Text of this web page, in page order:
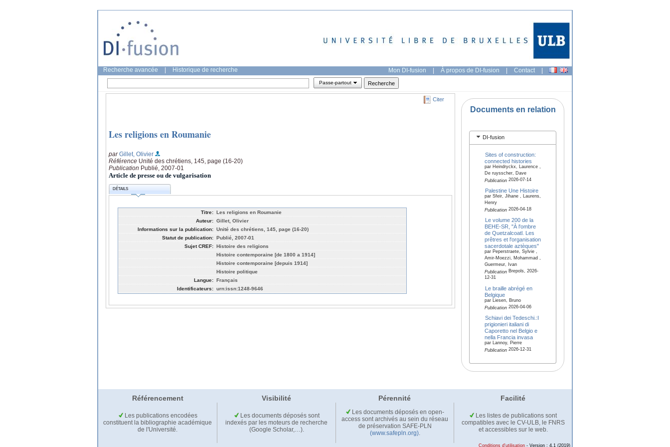
Recherche avancée Historique de recherche Mon DI-fusion | À propos de DI-fusion | Contact |
Passe-partout
Citer
Les religions en Roumanie
parGillet, Olivier
Référence Unité des chrétiens, 145, page (16-20)
Publication Publié, 2007-01
Article de presse ou de vulgarisation
DÉTAILS
Titre: Les religions en Roumanie
Auteur: Gillet, Olivier
Informations sur la publication: Unité des chrétiens, 145, page (16-20)
Statut de publication: Publié, 2007-01
Sujet CREF: Histoire des religions
Histoire contemporaine [de 1800 a 1914]
Histoire contemporaine [depuis 1914]
Histoire politique
Langue: Français
Identificateurs: urn:issn:1248-9646
Documents en relation
DI-fusion
Sites of construction:
connected histories
par Heindryckx, Laurence ,
De ruysscher, Dave
Publication2026-07-14
Palestine Une Histoire
par Sfeir, Jihane , Laurens,
Henry
Publication2026-04-18
Le volume 200 de la
BEHE-SR, "À l'ombre
de Quetzalcoatl. Les
prêtres et l'organisation
sacerdotale aztèques"
par Peperstraete, Sylvie ,
Amir-Moezzi, Mohammad ,
Guermeur, Ivan
PublicationBrepols, 2026-
12-31
Le braille abrégé en
Belgique
par Liesen, Bruno
Publication2026-04-06
Schiavi dei Tedeschi.:I
prigionieri italiani di
Caporetto nel Belgio e
nella Francia invasa
par Lannoy, Pierre
Publication2026-12-31
Référencement Visibilité Pérennité Facilité
Les publications encodées
constituent la bibliographie académique
de l'Université.
Les documents déposés sont
indexés par les moteurs de recherche
(Google Scholar,…).
Les documents déposés en open-
access sont archivés au sein du réseau
de préservation SAFE-PLN
(www.safepln.org).
Les listes de publications sont
compatibles avec le CV-ULB, le FNRS
et accessibles sur le web.
Conditions d'utilisation - Version : 4.1 (2019)